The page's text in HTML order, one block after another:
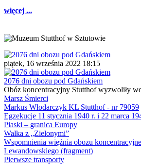
więcej ...
piątek, 16 września 2022 18:15
2076 dni obozu pod Gdańskiem
Obóz koncentracyjny Stutthof wyzwoliły
Marsz Śmierci
Markus Włodarczyk KL Stutthof - nr 79059
Egzekucje 11 stycznia 1940 r. i 22 marca
Piaski – granica Europy
Walka z „Zielonymi”
Wspomnienia więźnia obozu
Lewandowskiego (fragment)
Pierwsze transporty